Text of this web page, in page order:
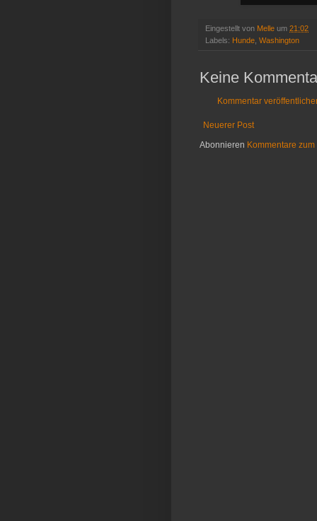
Eingestellt von Melle um 21:02
Labels: Hunde Washington
Keine
Kommentar
Neuerer Post
Abonnieren Kommentare